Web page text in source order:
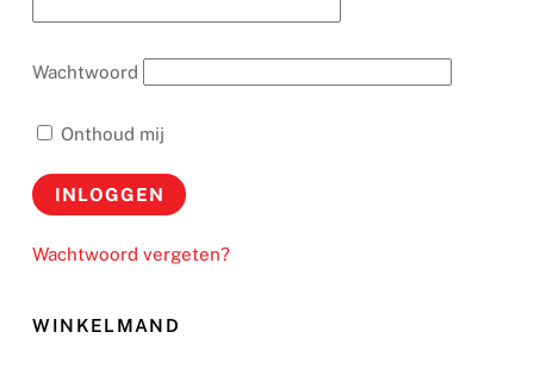
Wachtwoord
Onthoud mij
Wachtwoord vergeten?
WINKELMAND